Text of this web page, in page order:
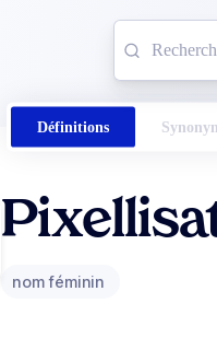
Définitions
nom féminin